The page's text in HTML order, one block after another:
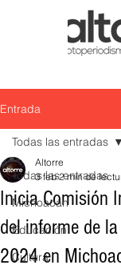
Entrada
Todas las entradas
Michoacán
Educación
Cultura
Todas las entradas
Inicia Comisión
del informe de
2024 en
Altorre
3 feb 2 min de